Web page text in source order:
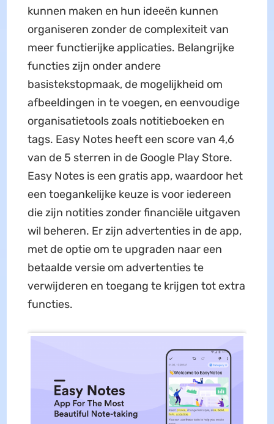
kunnen maken en hun ideeën kunnen
organiseren zonder de complexiteit van
meer functierijke applicaties. Belangrijke
functies zijn onder andere
basistekstopmaak, de mogelijkheid om
afbeeldingen in te voegen, en eenvoudige
organisatietools zoals notitieboeken en
tags. Easy Notes heeft een score van 4,6
van de 5 sterren in de Google Play Store.
Easy Notes is een gratis app, waardoor het
een toegankelijke keuze is voor iedereen
die zijn notities zonder financiële uitgaven
wil beheren. Er zijn advertenties in de app,
met de optie om te upgraden naar een
betaalde versie om advertenties te
verwijderen en toegang te krijgen tot extra
functies.